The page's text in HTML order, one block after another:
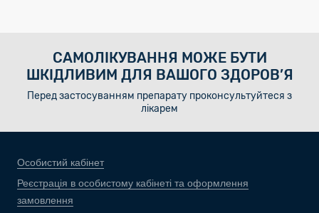
САМОЛІКУВАННЯ МОЖЕ БУТИ
ШКІДЛИВИМ ДЛЯ ВАШОГО ЗДОРОВ’Я
Перед застосуванням препарату проконсультуйтеся з
лікарем
Особистий кабінет
Реєстрація в особистому кабінеті та оформлення
замовлення